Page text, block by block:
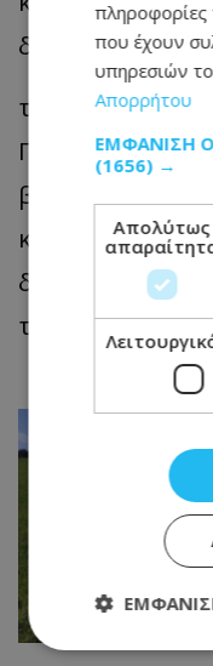
διοικητικής
του χωριού
Πάφου.
βορειοδυτικά
κοινότητας, 2,8
δάσους Ακάμα
της θάλασσας.
πληροφορίες
που έχουν
υπηρεσιών
Απορρήτου
ΕΜΦΆΝΙΣΗ
(1656) →
Απολύτως